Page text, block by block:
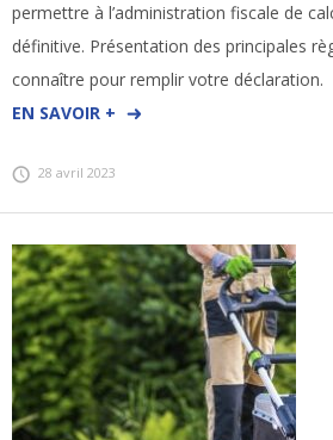
permettre à l’administration fiscale de
définitive. Présentation des principales
connaître pour remplir votre déclaration.
EN SAVOIR +
28 avril 2023